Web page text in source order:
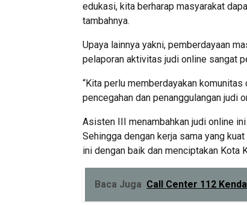
edukasi, kita berharap masyarakat
tambahnya.
Upaya lainnya yakni, pemberdayaan
pelaporan aktivitas judi online sangat
“Kita perlu memberdayakan
pencegahan dan penanggulangan judi
Asisten III menambahkan judi online
Sehingga dengan kerja sama yang
ini dengan baik dan menciptakan Kota
Baca Juga Call Center 112